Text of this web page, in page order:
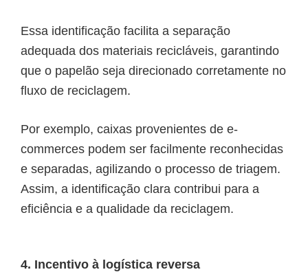
Essa identificação facilita a separação
adequada dos materiais recicláveis, garantindo
que o papelão seja direcionado corretamente no
fluxo de reciclagem.
Por exemplo, caixas provenientes de e-
commerces podem ser facilmente reconhecidas
e separadas, agilizando o processo de triagem.
Assim, a identificação clara contribui para a
eficiência e a qualidade da reciclagem.
4. Incentivo à logística reversa